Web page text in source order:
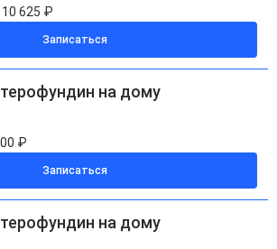
10 625 ₽
Записаться
на дому
₽
Записаться
на дому